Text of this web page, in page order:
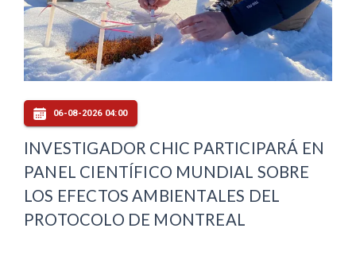
06-08-2026 04:00
INVESTIGADOR CHIC PARTICIPARÁ EN
PANEL CIENTÍFICO MUNDIAL SOBRE
LOS EFECTOS AMBIENTALES DEL
PROTOCOLO DE MONTREAL